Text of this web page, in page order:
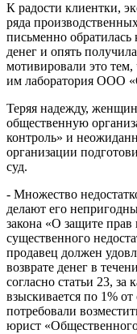
К радости клиентки,
ряда
письменно обратилась
денег и опять
мотивировали это тем,
им лаборатория ООО
Теряя надежду,
общественную
контроль» и
организации
суд.
- Множество
делают его
закона «О защите прав
существенного
продавец должен
возврате денег в
согласно статьи 23,
взыскивается по 1%
потребовали
юрист